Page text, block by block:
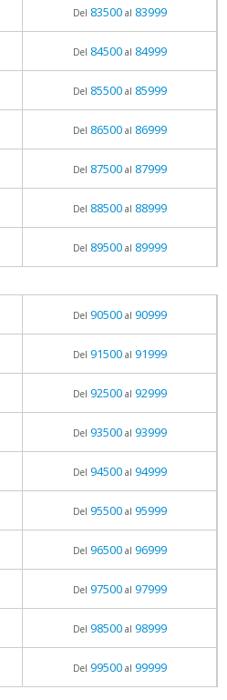
Del 83500al 83999
Del 84500al 84999
Del 85500al 85999
Del 86500al 86999
Del 87500al 87999
Del 88500al 88999
Del 89500al 89999
Del 90500al 90999
Del 91500al 91999
Del 92500al 92999
Del 93500al 93999
Del 94500al 94999
Del 95500al 95999
Del 96500al 96999
Del 97500al 97999
Del 98500al 98999
Del 99500al 99999